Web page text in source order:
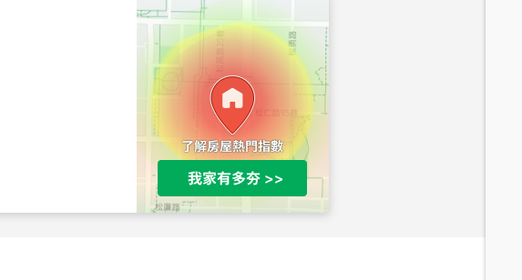
1,020萬
總價
490萬
新竹市新竹市慈祥路
總價
1,808萬